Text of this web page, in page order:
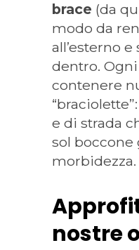
brace (da
modo da
all’esterno
dentro.
contenere
e di strada
sol boccone
morbidezza.
nostre